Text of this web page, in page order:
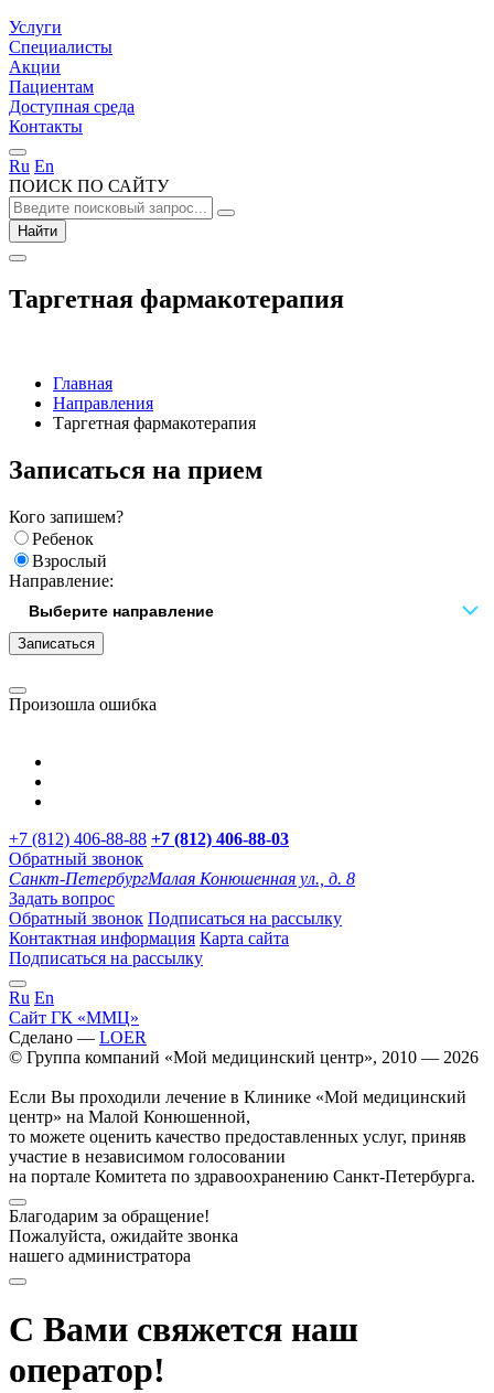
Услуги
Специалисты
Акции
Пациентам
Доступная среда
Контакты
Ru En
ПОИСК ПО САЙТУ
Найти
Таргетная фармакотерапия
Главная
Направления
Таргетная фармакотерапия
Записаться на прием
Кого запишем?
Ребенок
Взрослый
Направление:
Записаться
Произошла ошибка
+7 (812) 406-88-88 +7 (812) 406-88-03
Обратный звонок
Санкт-ПетербургМалая Конюшенная ул., д. 8
Задать вопрос
Обратный звонок Подписаться на рассылку
Контактная информация Карта сайта
Подписаться на рассылку
Ru En
Сайт ГК «ММЦ»
Сделано — LOER
© Группа компаний «Мой медицинский центр», 2010 — 2026
Если Вы проходили лечение в Клинике «Мой медицинский
центр» на Малой Конюшенной,
то можете оценить качество предоставленных услуг, приняв
участие в независимом голосовании
на портале Комитета по здравоохранению Санкт-Петербурга.
Благодарим за обращение!
Пожалуйста, ожидайте звонка
нашего администратора
С Вами свяжется наш
оператор!